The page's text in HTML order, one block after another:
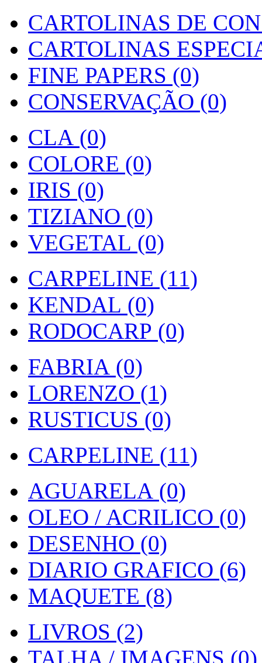
CARTOLINAS DE
CARTOLINAS
FINE PAPERS (0)
CONSERVAÇÃO (0)
CLA (0)
COLORE (0)
IRIS (0)
TIZIANO (0)
VEGETAL (0)
CARPELINE (11)
KENDAL (0)
RODOCARP (0)
FABRIA (0)
LORENZO (1)
RUSTICUS (0)
CARPELINE (11)
AGUARELA (0)
OLEO / ACRILICO (0)
DESENHO (0)
DIARIO GRAFICO (6)
MAQUETE (8)
LIVROS (2)
TALHA / IMAGENS (0)